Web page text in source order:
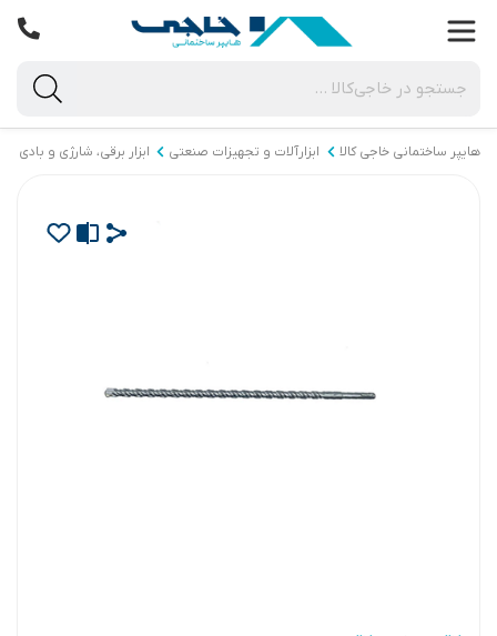
هایپر ساختمانی خاجی‌ کالا ابزارآلات و تجهیزات صنعتی ابزار برقی، شارژی و بادی